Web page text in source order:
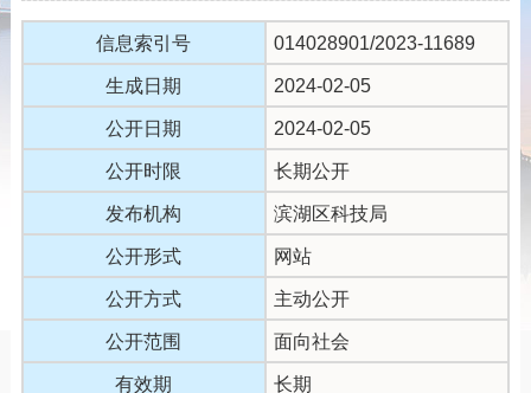
信息索引号 014028901/2023-11689
生成日期 2024-02-05
公开日期 2024-02-05
公开时限 长期公开
发布机构 滨湖区科技局
公开形式 网站
公开方式 主动公开
公开范围 面向社会
有效期 长期